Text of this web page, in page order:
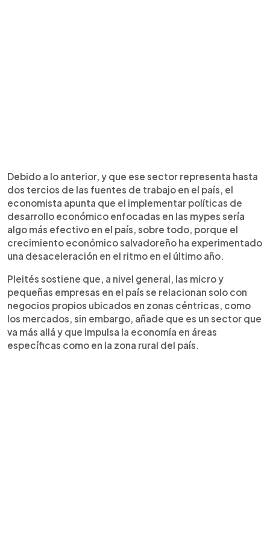
Debido a lo anterior, y que ese sector representa hasta
dos tercios de las fuentes de trabajo en el país, el
economista apunta que el implementar políticas de
desarrollo económico enfocadas en las mypes sería
algo más efectivo en el país, sobre todo, porque el
crecimiento económico salvadoreño ha experimentado
una desaceleración en el ritmo en el último año.
Pleités sostiene que, a nivel general, las micro y
pequeñas empresas en el país se relacionan solo con
negocios propios ubicados en zonas céntricas, como
los mercados, sin embargo, añade que es un sector que
va más allá y que impulsa la economía en áreas
específicas como en la zona rural del país.